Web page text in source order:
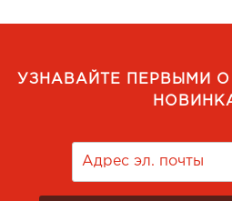
УЗНАВАЙТЕ ПЕРВЫМИ